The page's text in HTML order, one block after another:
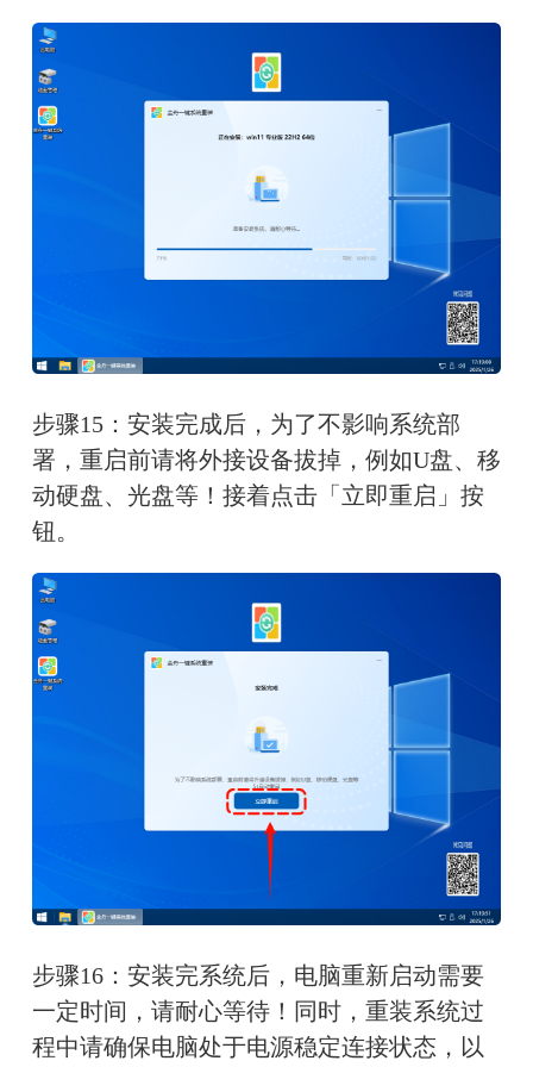
步骤15：安装完成后，为了不影响系统部
署，重启前请将外接设备拔掉，例如U盘、移
动硬盘、光盘等！接着点击「立即重启」按
钮。
步骤16：安装完系统后，电脑重新启动需要
一定时间，请耐心等待！同时，重装系统过
程中请确保电脑处于电源稳定连接状态，以